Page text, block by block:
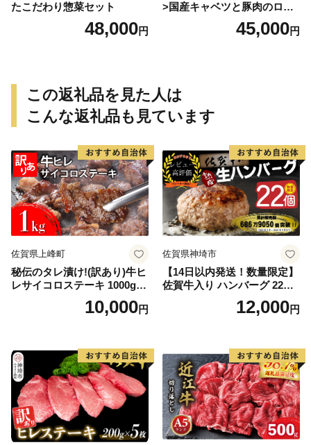
たこだわり惣菜セット
48,000円
>国産キャベツと豚肉のロー
ルキャベツ（6P入り）
45,000円
この返礼品を見た人は
こんな返礼品も見ています
佐賀県上峰町
秘伝のタレ漬け!(訳あり)牛ヒ
レサイコロステーキ 1000g
10,000円
佐賀県神埼市
【14日以内発送！数量限定】
佐賀牛入り ハンバーグ 22個
2.6kg(120g×22個)【佐賀牛
黒毛和牛 ブランド牛 九州 ハ
気】(H083106)
12,000円